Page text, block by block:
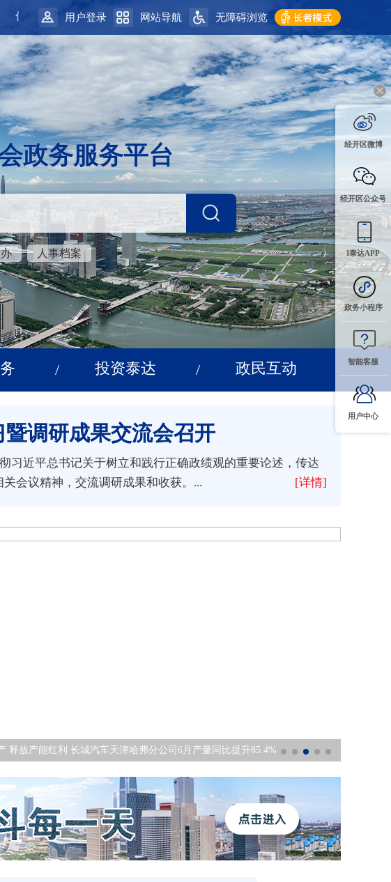
守国家秘密是每个公民应尽的义务 业务工作开展到哪里，保密工作就管到哪里
用户登录 网站导航 无障碍浏览
政务服务平台
人事档案
/ 投资泰达 / 政民互动
调研成果交流会召开
习近平总书记关于树立和践行正确政绩观的重要论述，传达
会议精神，交流调研成果和收获。...
[详情]
党委理论学习中心组赴曙光天津基地、天星科技开展学习调研
经开区微博
经开区公众号
I泰达APP
政务小程序
智能客服
用户中心